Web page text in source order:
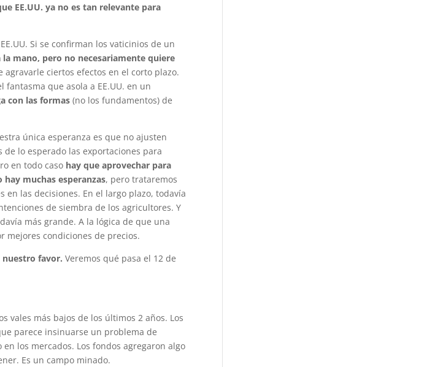
EE.UU. ya no es tan relevante para
Si se confirman los vaticinios de un
la mano, pero no necesariamente quiere
agravarle ciertos efectos en el corto plazo.
que asola a EE.UU. en un
con las formas (no los fundamentos) de
única esperanza es que no ajusten
lo esperado las exportaciones para
en todo caso hay que aprovechar para
muchas esperanzas, pero trataremos
en las decisiones. En el largo plazo, todavía
de siembra de los agricultores. Y
más grande. A la lógica de que una
mejores condiciones de precios.
nuestro favor. Veremos qué pasa el 12 de
vales más bajos de los últimos 2 años. Los
parece insinuarse un problema de
los mercados. Los fondos agregaron algo
Es un campo minado.